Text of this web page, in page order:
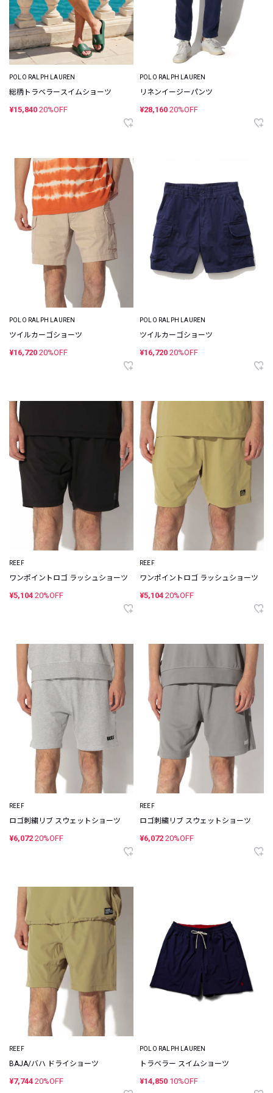
POLO RALPH LAUREN
総柄トラベラースイムショーツ
¥15,840 20%OFF
POLO RALPH LAUREN
リネンイージーパンツ
¥28,160 20%OFF
POLO RALPH LAUREN
ツイルカーゴショーツ
¥16,720 20%OFF
POLO RALPH LAUREN
ツイルカーゴショーツ
¥16,720 20%OFF
REEF
ワンポイントロゴ ラッシュショーツ
¥5,104 20%OFF
REEF
ワンポイントロゴ ラッシュショーツ
¥5,104 20%OFF
REEF
ロゴ刺繍リブ スウェットショーツ
¥6,072 20%OFF
REEF
ロゴ刺繍リブ スウェットショーツ
¥6,072 20%OFF
REEF
BAJA/バハ ドライショーツ
¥7,744 20%OFF
POLO RALPH LAUREN
トラベラー スイムショーツ
¥14,850 10%OFF